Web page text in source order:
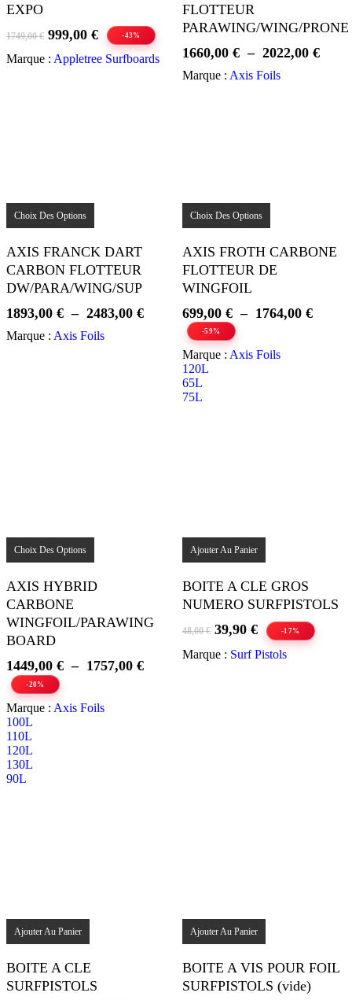
EXPO
1749,00€ Le
prix
initial
999,00 €Le
prix
actuel
-43%
Marque : Appletree Surfboards
peuvent
être
choisies
la
FLOTTEUR
PARAWING/WING/PRONE
1660,00 € – 2022,00 €Plage
Marque : Axis Foils
Choix Des Options
a
variations.
Les
options
être
sur
AXIS FRANCK DART
CARBON FLOTTEUR
DW/PARA/WING/SUP
1893,00 € – 2483,00 €Plage
1893,00 €
2483,00 €
Marque : Axis Foils
Choix Des Options
a
variations.
Les
être
la
AXIS FROTH CARBONE
FLOTTEUR DE
WINGFOIL
699,00 € – 1764,00 €Plage
-59%
Marque : Axis Foils
120L
65L
75L
Choix Des Options
Ce
a
variations.
options
choisies
page
AXIS HYBRID
CARBONE
WINGFOIL/PARAWING
BOARD
1449,00 € – 1757,00 €Plage
-20%
Marque : Axis Foils
100L
110L
120L
130L
90L
Ajouter Au Panier
BOITE A CLE GROS
NUMERO SURFPISTOLS
48,00€ Le
prix
initial
39,90 €Le
prix
actuel
-17%
Marque : Surf Pistols
Ajouter Au Panier
BOITE A CLE
SURFPISTOLS
Ajouter Au Panier
BOITE A VIS POUR FOIL
SURFPISTOLS (vide)